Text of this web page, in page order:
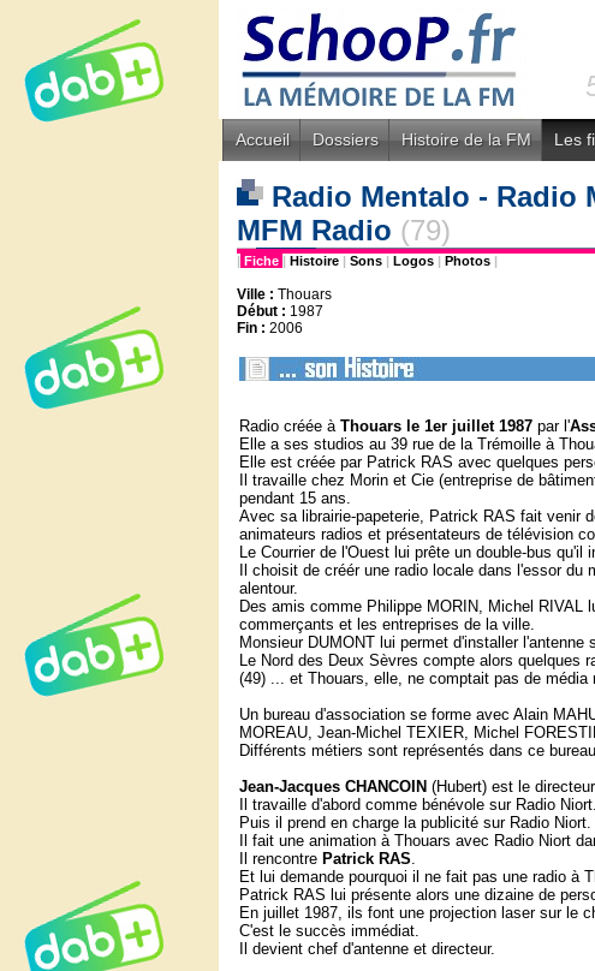
Accueil Dossiers Histoire de la FM Les
Radio Mentalo - Radio
MFM Radio (79)
| Fiche | Histoire | Sons | Logos | Photos |
Ville : Thouars
Début : 1987
Fin : 2006
Radio créée à Thouars le 1er juillet 1987 par l'
Elle a ses studios au 39 rue de la Trémoille à
Elle est créée par Patrick RAS avec quelques
Il travaille chez Morin et Cie (entreprise de
pendant 15 ans.
Avec sa librairie-papeterie, Patrick RAS fait venir
animateurs radios et présentateurs de télévision
Le Courrier de l'Ouest lui prête un double-bus
Il choisit de créér une radio locale dans l'essor
alentour.
Des amis comme Philippe MORIN, Michel
commerçants et les entreprises de la ville.
Monsieur DUMONT lui permet d'installer l'antenne
Le Nord des Deux Sèvres compte alors quelques
(49) ... et Thouars, elle, ne comptait pas de média
Un bureau d'association se forme avec Alain
MOREAU, Jean-Michel TEXIER, Michel
Différents métiers sont représentés dans ce
Jean-Jacques CHANCOIN (Hubert) est le
Il travaille d'abord comme bénévole sur Radio Niort.
Puis il prend en charge la publicité sur Radio Niort.
Il fait une animation à Thouars avec Radio Niort
Il rencontre Patrick RAS.
Et lui demande pourquoi il ne fait pas une radio à
Patrick RAS lui présente alors une dizaine de
En juillet 1987, ils font une projection laser sur le
C'est le succès immédiat.
Il devient chef d'antenne et directeur.